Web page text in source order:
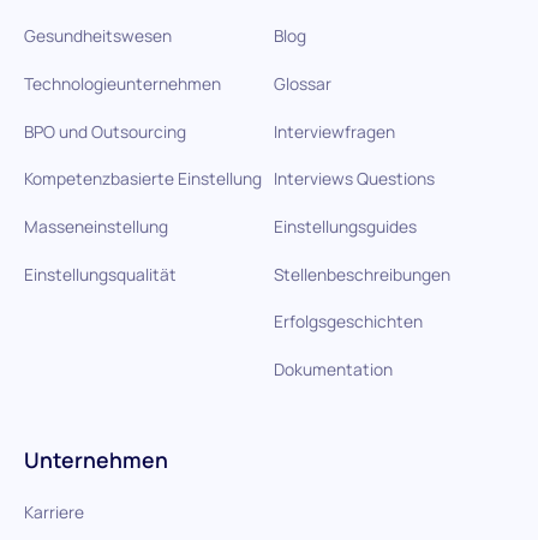
Gesundheitswesen
Technologieunternehmen
BPO und Outsourcing
Kompetenzbasierte Einstellung
Masseneinstellung
Einstellungsqualität
Blog
Glossar
Interviewfragen
Interviews Questions
Einstellungsguides
Stellenbeschreibungen
Erfolgsgeschichten
Dokumentation
Unternehmen
Karriere